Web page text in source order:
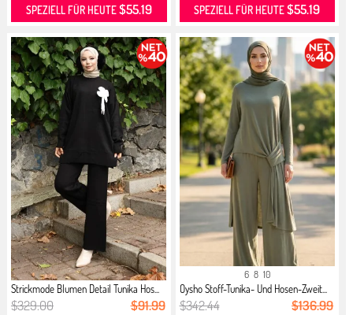
SPEZIELL FÜR HEUTE$55.19 SPEZIELL FÜR HEUTE$55.19
Strickmode Blumen Detail Tunika Hos...
$329.00 $91.99
6 8 10
Oysho Stoff-Tunika- Und Hosen-Zweit...
$342.44 $136.99